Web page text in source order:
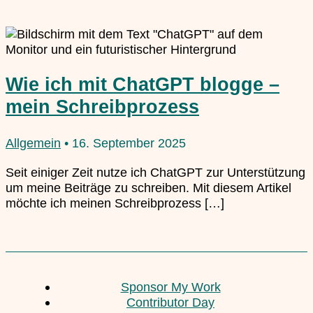
Wie ich mit ChatGPT blogge –
mein Schreibprozess
Allgemein • 16. September 2025
Seit einiger Zeit nutze ich ChatGPT zur Unterstützung
um meine Beiträge zu schreiben. Mit diesem Artikel
möchte ich meinen Schreibprozess […]
Sponsor My Work
Contributor Day